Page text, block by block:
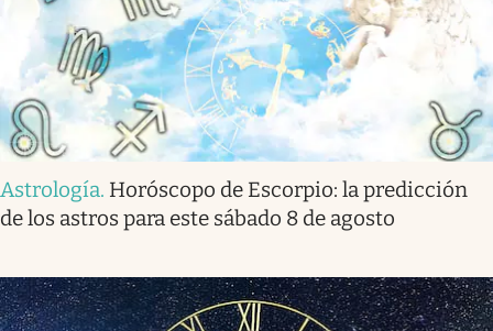
Astrología. Horóscopo de Escorpio: la predicción
de los astros para este sábado 8 de agosto